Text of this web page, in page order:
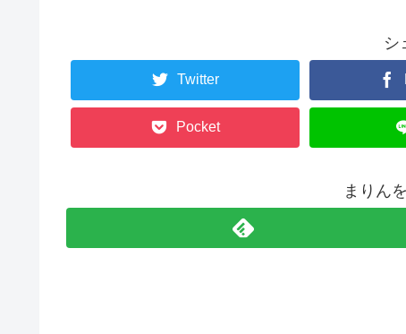
シ
Twitter
Pocket
まりん